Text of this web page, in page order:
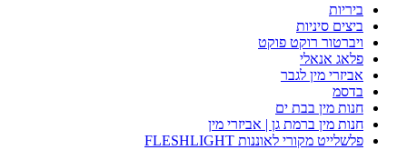
ביריות
ביצים סיניות
ויברטור רוקט פוקט
פלאג אנאלי
אביזרי מין לגבר
בדסמ
חנות מין בבת ים
חנות מין ברמת גן | אביזרי מין
פלשלייט מקורי לאוננות FLESHLIGHT